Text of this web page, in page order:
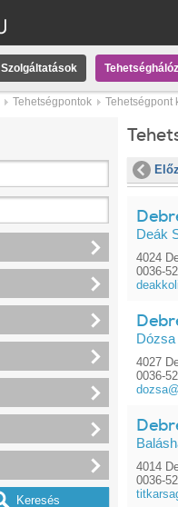
Szolgáltatások
Tehetségpontok Tehetségpont
Deák
4024
0036-
4027
0036-
4014
0036-